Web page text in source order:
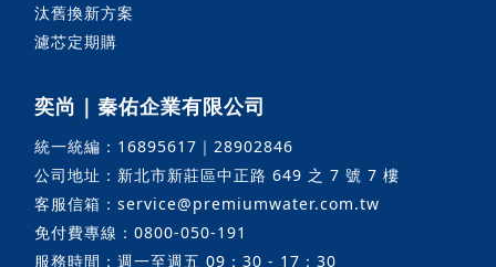
汰舊換新方案
濾芯定期購
奕尚｜秦佑企業有限公司
統一統編：16895617｜28902846
公司地址：新北市新莊區中正路 649 之 7 號 7 樓
客服信箱：service@premiumwater.com.tw
免付費專線：0800-050-191
服務時間：週一至週五 09：30 - 17：30